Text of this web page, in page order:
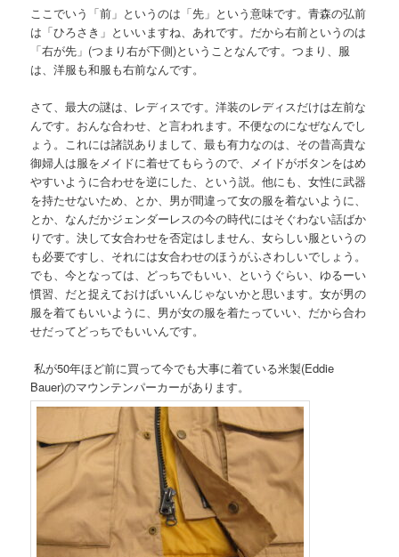
ここでいう「前」というのは「先」という意味です。青森の弘前
は「ひろさき」といいますね、あれです。だから右前というのは
「右が先」(つまり右が下側)ということなんです。つまり、服
は、洋服も和服も右前なんです。
さて、最大の謎は、レディスです。洋装のレディスだけは左前な
んです。おんな合わせ、と言われます。不便なのになぜなんでし
ょう。これには諸説ありまして、最も有力なのは、その昔高貴な
御婦人は服をメイドに着せてもらうので、メイドがボタンをはめ
やすいように合わせを逆にした、という説。他にも、女性に武器
を持たせないため、とか、男が間違って女の服を着ないように、
とか、なんだかジェンダーレスの今の時代にはそぐわない話ばか
りです。決して女合わせを否定はしません、女らしい服というの
も必要ですし、それには女合わせのほうがふさわしいでしょう。
でも、今となっては、どっちでもいい、というぐらい、ゆるーい
慣習、だと捉えておけばいいんじゃないかと思います。女が男の
服を着てもいいように、男が女の服を着たっていい、だから合わ
せだってどっちでもいいんです。
私が50年ほど前に買って今でも大事に着ている米製(Eddie
Bauer)のマウンテンパーカーがあります。